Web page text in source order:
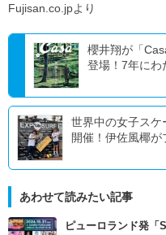
Fujisan.co.jpより
櫻井翔が「
登場！7年にわ
世界中の女子ス
開催！伊佐風椰が
あわせて読みたい記事
ピューロランド発「